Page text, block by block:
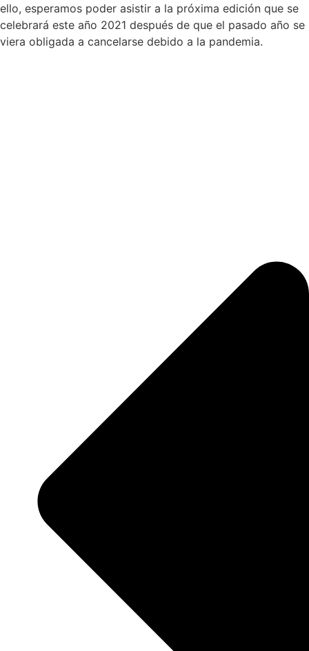
ello, esperamos poder asistir a la próxima edición que se
celebrará este año 2021 después de que el pasado año se
viera obligada a cancelarse debido a la pandemia.